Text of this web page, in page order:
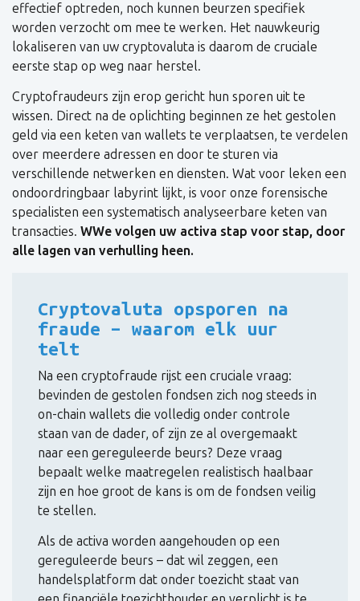
effectief optreden, noch kunnen beurzen specifiek
worden verzocht om mee te werken. Het nauwkeurig
lokaliseren van uw cryptovaluta is daarom de cruciale
eerste stap op weg naar herstel.
Cryptofraudeurs zijn erop gericht hun sporen uit te
wissen. Direct na de oplichting beginnen ze het gestolen
geld via een keten van wallets te verplaatsen, te verdelen
over meerdere adressen en door te sturen via
verschillende netwerken en diensten. Wat voor leken een
ondoordringbaar labyrint lijkt, is voor onze forensische
specialisten een systematisch analyseerbare keten van
transacties. WWe volgen uw activa stap voor stap, door
alle lagen van verhulling heen.
Cryptovaluta opsporen na
fraude – waarom elk uur
telt
Na een cryptofraude rijst een cruciale vraag:
bevinden de gestolen fondsen zich nog steeds in
on-chain wallets die volledig onder controle
staan van de dader, of zijn ze al overgemaakt
naar een gereguleerde beurs? Deze vraag
bepaalt welke maatregelen realistisch haalbaar
zijn en hoe groot de kans is om de fondsen veilig
te stellen.
Als de activa worden aangehouden op een
gereguleerde beurs – dat wil zeggen, een
handelsplatform dat onder toezicht staat van